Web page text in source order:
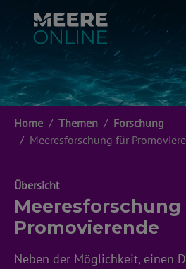
Home Themen
Forschung
Meeresforschung für
Übersicht
Promovierende
Neben der Möglichkeit, einen